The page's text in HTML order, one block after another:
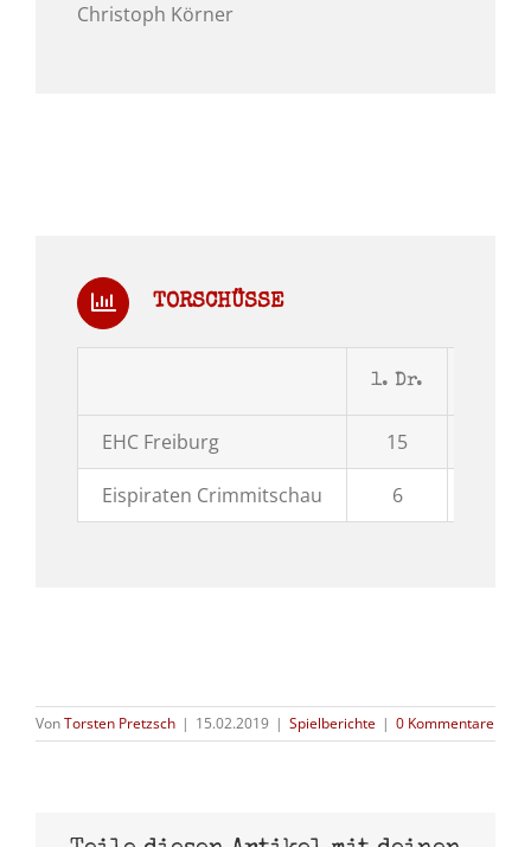
Christoph Körner
TORSCHÜSSE
1. Dr.
EHC Freiburg 15
Eispiraten Crimmitschau 6
VonTorsten Pretzsch | 15.02.2019 | Spielberichte | 0 Kommentare